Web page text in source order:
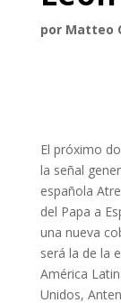
por Matteo
El próximo
la señal
española
del Papa a
una nueva
será la de la
América
Unidos,